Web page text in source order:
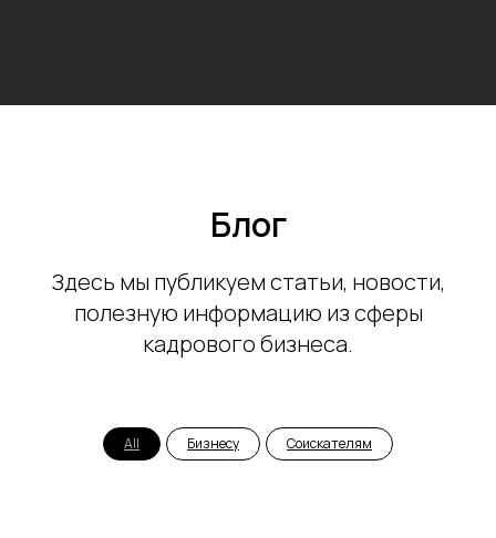
Блог
Здесь мы публикуем статьи, новости,
полезную информацию из сферы
кадрового бизнеса.
All Бизнесу Соискателям